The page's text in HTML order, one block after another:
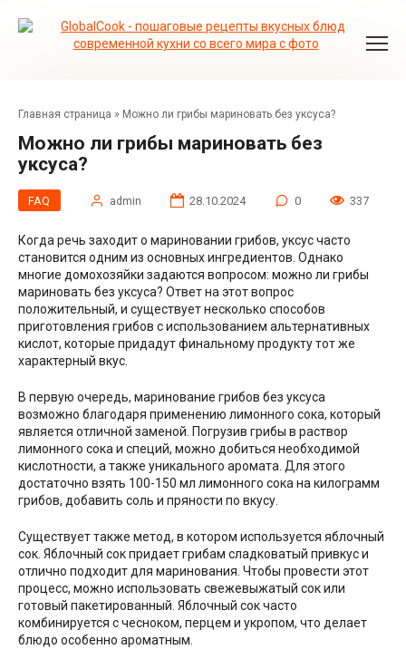
Главная страница » Можно ли грибы мариновать без уксуса?
Можно ли грибы мариновать без
уксуса?
FAQ admin 28.10.2024 0 337
Когда речь заходит о мариновании грибов, уксус часто
становится одним из основных ингредиентов. Однако
многие домохозяйки задаются вопросом: можно ли грибы
мариновать без уксуса? Ответ на этот вопрос
положительный, и существует несколько способов
приготовления грибов с использованием альтернативных
кислот, которые придадут финальному продукту тот же
характерный вкус.
В первую очередь, маринование грибов без уксуса
возможно благодаря применению лимонного сока, который
является отличной заменой. Погрузив грибы в раствор
лимонного сока и специй, можно добиться необходимой
кислотности, а также уникального аромата. Для этого
достаточно взять 100-150 мл лимонного сока на килограмм
грибов, добавить соль и пряности по вкусу.
Существует также метод, в котором используется яблочный
сок. Яблочный сок придает грибам сладковатый привкус и
отлично подходит для маринования. Чтобы провести этот
процесс, можно использовать свежевыжатый сок или
готовый пакетированный. Яблочный сок часто
комбинируется с чесноком, перцем и укропом, что делает
блюдо особенно ароматным.